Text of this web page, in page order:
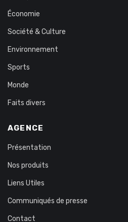
Économie
Société & Culture
Environnement
Sports
Monde
Faits divers
AGENCE
Présentation
Nos produits
Liens Utiles
Communiqués de presse
Contact